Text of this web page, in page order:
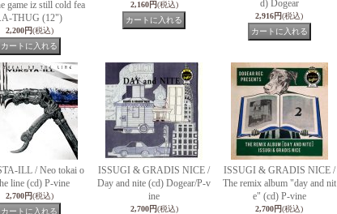
game iz still cold fea
THUG (12")
2,200円(税込)
2,160円(税込)
d) Dogear
2,916円(税込)
ILL / Neo tokai o
line (cd) P-vine
2,700円(税込)
ISSUGI & GRADIS NICE /
Day and nite (cd) Dogear/P-v
ine
2,700円(税込)
ISSUGI & GRADIS NICE /
The remix album "day and nit
e" (cd) P-vine
2,700円(税込)